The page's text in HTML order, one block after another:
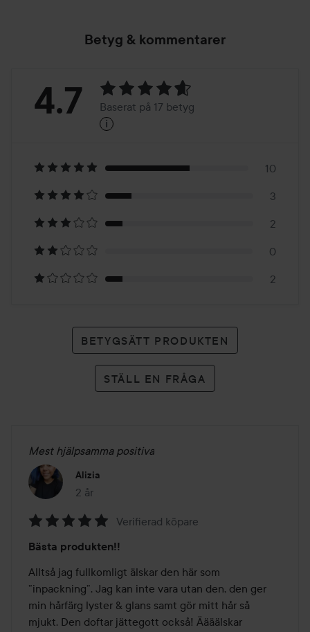
Betyg & kommentarer
Betyg:
Baserat
på
17
betyg
4.7 Baserat på 17 betyg
i
10
3
2
0
2
BETYGSÄTT PRODUKTEN
STÄLL EN FRÅGA
Mest hjälpsamma positiva
Alizia
2 år
Inlägget skapades 2 år
5
av
5
Verifierad köpare
Bästa produkten!!
Alltså jag fullkomligt älskar den här som
”inpackning”. Jag kan inte vara utan den, den ger
min hårfärg lyster & glans samt gör mitt hår så
mjukt. Den doftar jättegott också! Äääälskar